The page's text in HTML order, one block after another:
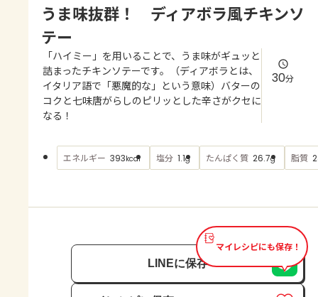
よくあるお問い合わせ
お買い物
AJINOMOTO PARK とは
うま味抜群！ ディアボラ風チキンソ
テー
「ハイミー」を用いることで、うま味がギュッと
詰まったチキンソテーです。（ディアボラとは、
イタリア語で「悪魔的な」という意味）バターの
コクと七味唐がらしのピリッとした辛さがクセに
なる！
30分
エネルギー 393kcal 塩分 1.1g たんぱく質 26.7g 脂質
マイレシピにも保存！
LINEに保存